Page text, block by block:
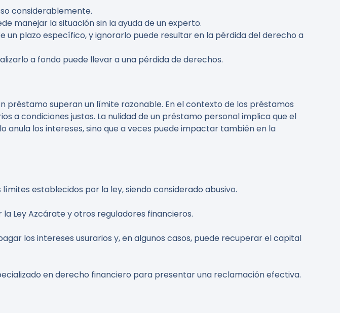
considerablemente.
manejar la situación sin la ayuda de un experto.
un plazo específico, y ignorarlo puede resultar en la pérdida del derecho a
a fondo puede llevar a una pérdida de derechos.
préstamo superan un límite razonable. En el contexto de los préstamos
a condiciones justas. La nulidad de un préstamo personal implica que el
anula los intereses, sino que a veces puede impactar también en la
establecidos por la ley, siendo considerado abusivo.
Ley Azcárate y otros reguladores financieros.
los intereses usurarios y, en algunos casos, puede recuperar el capital
en derecho financiero para presentar una reclamación efectiva.